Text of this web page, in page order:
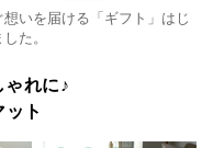
想いを届ける「ギフト」はじ
た。
れに♪
ト